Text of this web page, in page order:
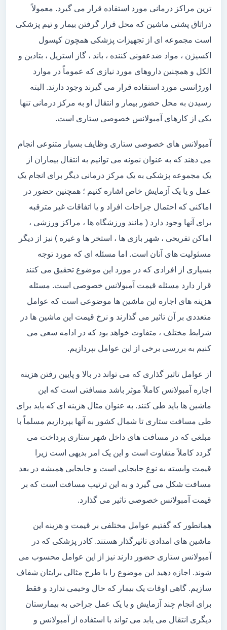
ترین مراکز درمانی مورد استفاده قرار می گیرد. معمولاً
دراتاق پشتی ماشین که محل قرار گرفتن بیمار و تیم پزشکی
است مجموعه ای از تجهیزات پزشکی همچون کپسول
اکسیژن ، مواد ضدعفونی کننده ، باند ، گاز استریل ، بتادین و
الکل و همچنین داروهای مورد نیازی که عموماً در موارد
اورژانسی مورد استفاده قرار می گیرند وجود دارند. البته
رسیدن به محل حضور بیمار و انتقال او به مرکز درمانی تنها
یکی از کارهای آمبولانس خصوصی ستاری است.
آمبولانس های خصوصی ستاری وظایف بسیار متنوعی انجام
می دهند که به عنوان نمونه می توانیم به انتقال بیماران از
یک مجموعه پزشکی به یک مرکز درمانی دیگر برای انجام یک
عمل و یا یک آزمایش خاص اشاره کنیم ؛ همچنین حضور در
اماکنی که احتمال جراحات افراد و یا اتفاقات غیر مترقبه
برای آنها وجود دارد ( مانند ورزشگاه ها ، مراکز ورزشی ،
اماکن تفریحی ، شهر بازی ها ، استخر ها و غیره ) نیز از دیگر
مسئولیت های آنان است. اما مسئله ای که مورد توجه
بسیاری از افرادی که در مورد این موضوع تحقیق می کنند
قرار دارد مسئله قیمت آمبولانس خصوصی است. مسئله
هزینه های اجاره این ماشین ها موضوعی است که عوامل
متعددی بر آن تاثیر می گذارند و نرخ قیمت این ماشین ها در
شرایط مختلف ، متفاوت خواهد بود که در ادامه سعی می
کنیم به بررسی برخی از این عوامل بپردازیم.
از عوامل تاثیر گذاری که می تواند در بالا و پایین رفتن هزینه
اجاره آمبولانس کاملاً موثر باشد مسافتی است که این
ماشین ها باید طی کنند. به عنوان مثال هزینه ای که باید برای
طی مسافت ستاری تا شمال کشور به آنها بپردازیم مسلماً با
مبلغی که در مسافت های داخل شهر ستاری پرداخت می
گردد کاملاً متفاوت است و این یک امر بدیهی است زیرا
قیمت وابسته به نوع جابجایی است و جابجایی همیشه در بعد
مسافت شکل می گیرد و به این ترتیب مسافت است که بر
قیمت آمبولانس خصوصی تاثیر می گذارد.
همانطور که گفتیم عوامل مختلفی بر قیمت و هزینه این
ماشین های امدادی تاثیرگذار هستند. کادر پزشکی که در
آمبولانس ستاری حضور دارند نیز از این عوامل محسوب می
شوند. اجازه دهید این موضوع را با طرح مثالی برایتان شفاف
سازیم. گاهی اوقات یک بیمار که حال وخیمی ندارد و فقط
برای انجام چند آزمایش و یا یک عمل جراحی به بیمارستان
دیگری انتقال می یابد می تواند با استفاده از آمبولانس و